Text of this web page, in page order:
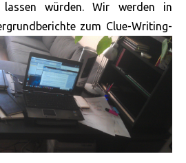
lassen würden. Wir werden in
zum Clue-Writing-